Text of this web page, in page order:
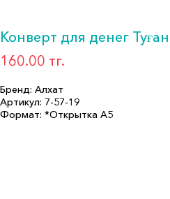
Конверт для денег
160.00 тг.
Бренд: Алхат
Артикул: 7-57-19
Формат: *Открытка А5